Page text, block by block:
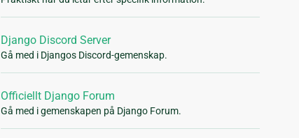
Django Discord Server
Gå med i Djangos Discord-gemenskap.
Officiellt Django Forum
Gå med i gemenskapen på Django Forum.